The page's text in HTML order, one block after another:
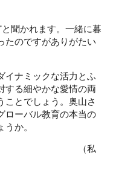
聞かれます。一緒に暮
たのですがありがたい
イナミックな活力とふ
する細やかな愛情の両
ことでしょう。奥山さ
ローバル教育の本当の
か。